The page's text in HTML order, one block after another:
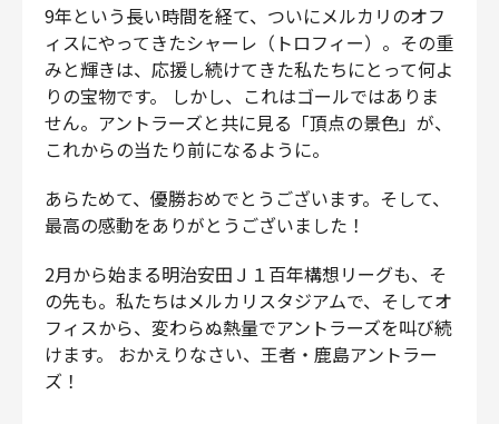
9年という長い時間を経て、ついにメルカリのオフ
ィスにやってきたシャーレ（トロフィー）。その重
みと輝きは、応援し続けてきた私たちにとって何よ
りの宝物です。 しかし、これはゴールではありま
せん。アントラーズと共に見る「頂点の景色」が、
これからの当たり前になるように。
あらためて、優勝おめでとうございます。そして、
最高の感動をありがとうございました！
2月から始まる明治安田Ｊ１百年構想リーグも、そ
の先も。私たちはメルカリスタジアムで、そしてオ
フィスから、変わらぬ熱量でアントラーズを叫び続
けます。 おかえりなさい、王者・鹿島アントラー
ズ！